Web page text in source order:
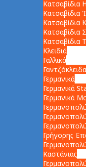
Κατσαβίδια
Κατσαβίδια
Κατσαβίδια
Κατσαβίδια
Κατσαβίδια
Κλειδιά
Γαλλικά
Γαντζόκλειδα
Γερμανικά
Γερμανικά
Γερμανικά
Γρήγορης
Καστάνιας